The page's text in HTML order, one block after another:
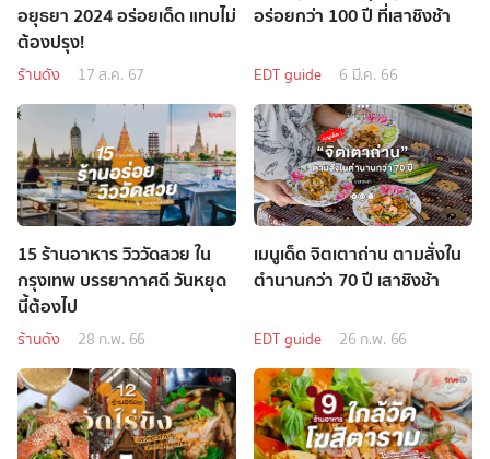
อยุธยา 2024 อร่อยเด็ด แทบไม่
ต้องปรุง!
ร้านดัง 17 ส.ค. 67
อร่อยกว่า 100 ปี ที่เสาชิงช้า
EDT guide 6 มี.ค. 66
15 ร้านอาหาร วิววัดสวย ใน
กรุงเทพ บรรยากาศดี วันหยุด
นี้ต้องไป
ร้านดัง 28 ก.พ. 66
เมนูเด็ด จิตเตาถ่าน ตามสั่งใน
ตำนานกว่า 70 ปี เสาชิงช้า
EDT guide 26 ก.พ. 66